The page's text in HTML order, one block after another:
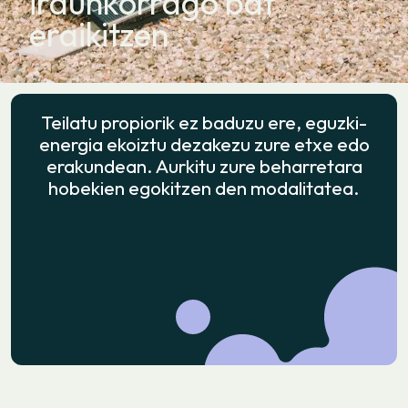
eraikitzen
Teilatu propiorik ez baduzu ere, eguzki-
energia ekoiztu dezakezu zure etxe edo
erakundean. Aurkitu zure beharretara
hobekien egokitzen den modalitatea.